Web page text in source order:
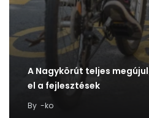
A Nagykörút teljes
el a fejlesztések
By -ko